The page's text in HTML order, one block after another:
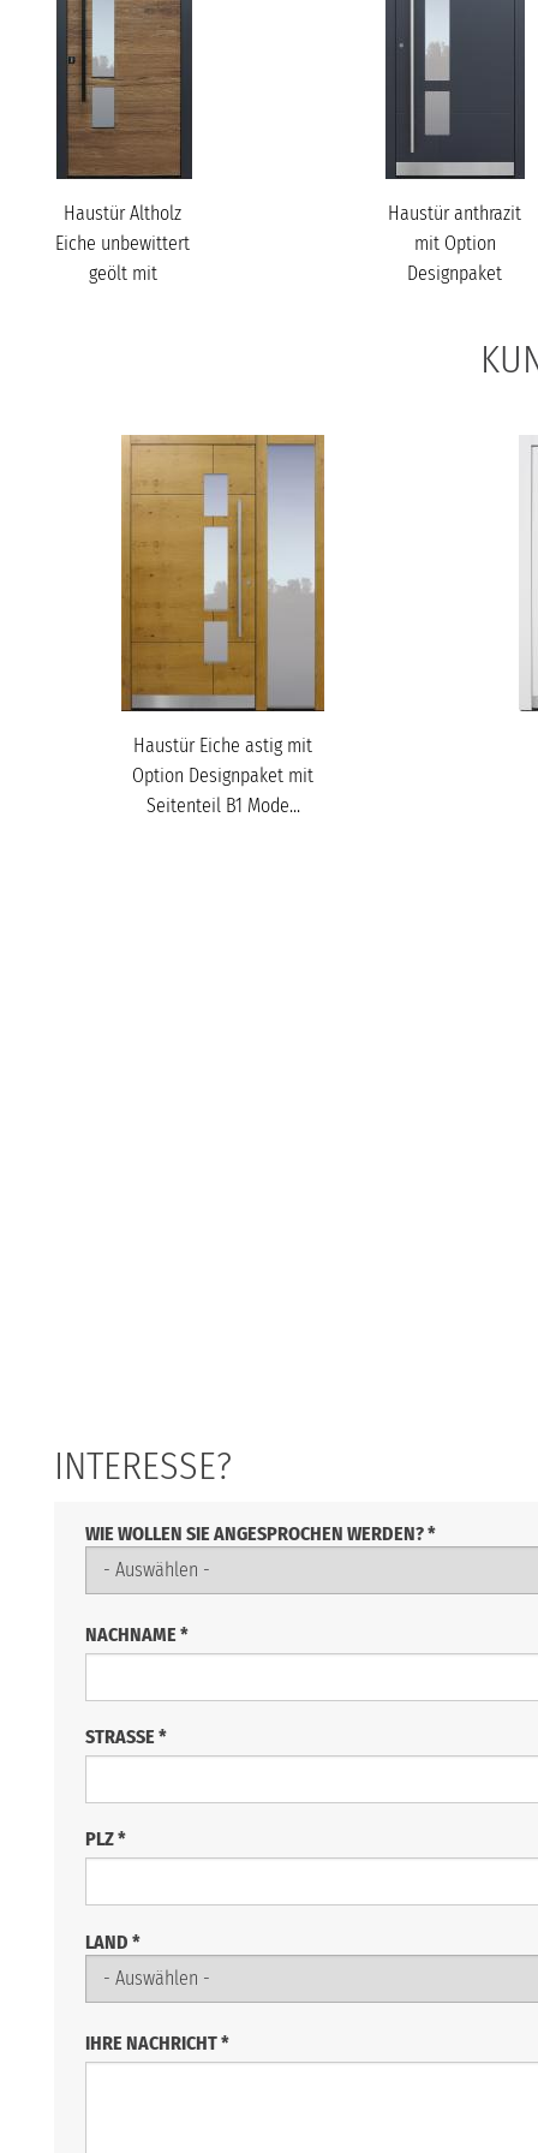
Haustür Altholz
Eiche unbewittert
geölt mit
Haustür anthrazit
mit Option
Designpaket
Haustür Eiche astig mit
Option Designpaket mit
Seitenteil B1 Mode...
INTERESSE?
WIE WOLLEN SIE ANGESPROCHEN WERDEN?*
NACHNAME *
STRASSE *
PLZ*
LAND *
IHRE NACHRICHT*